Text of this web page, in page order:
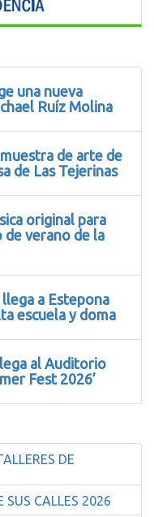
una nueva
Ruíz Molina
de arte de
de Las Tejerinas
original para
de verano de la
a Estepona
escuela y doma
al Auditorio
Fest 2026’
DE
SUS CALLES 2026